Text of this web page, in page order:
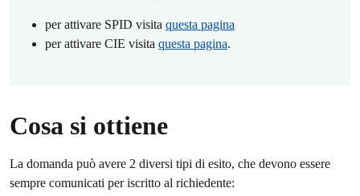
per attivare SPID visita questa pagina
per attivare CIE visita questa pagina.
Cosa si ottiene
La domanda può avere 2 diversi tipi di esito, che devono essere
sempre comunicati per iscritto al richiedente: